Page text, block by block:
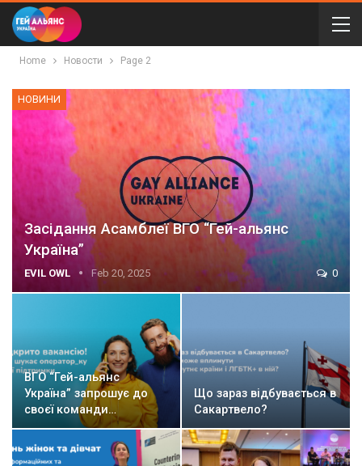
Home Новости Page 2
НОВИНИ
Засідання Асамблеї ВГО “Гей-альянс
Україна”
EVIL OWL Feb 20, 2025 0
ВГО “Гей-альянс
Україна” запрошує до
своєї команди…
Що зараз відбувається в
Сакартвело?